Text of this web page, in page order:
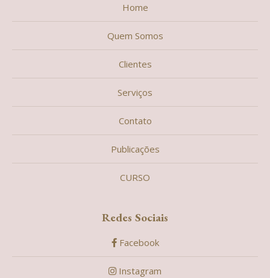
Home
Quem Somos
Clientes
Serviços
Contato
Publicações
CURSO
Redes Sociais
Facebook
Instagram